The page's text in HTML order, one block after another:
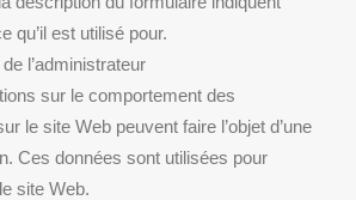
qu’il est utilisé pour.
l’administrateur
sur le comportement des
le site Web peuvent faire l’objet d’une
Ces données sont utilisées pour
site Web.